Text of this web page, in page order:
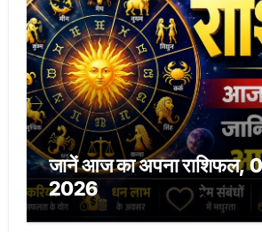
जानें आज का अपना राशिफल,
2026